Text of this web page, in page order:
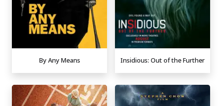
By Any Means Insidious: Out of the Further